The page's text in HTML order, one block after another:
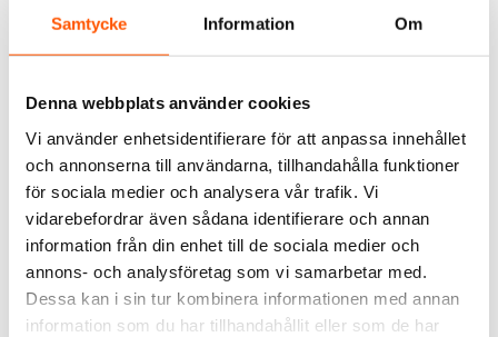
Samtycke Information Om
Denna webbplats använder cookies
Vi använder enhetsidentifierare för att anpassa innehållet
och annonserna till användarna, tillhandahålla funktioner
för sociala medier och analysera vår trafik. Vi
vidarebefordrar även sådana identifierare och annan
information från din enhet till de sociala medier och
annons- och analysföretag som vi samarbetar med.
Dessa kan i sin tur kombinera informationen med annan
information som du har tillhandahållit eller som de har
Namron Termostat med
DEVIcomfort Värmekabel
10T
Namron
från
13 av 13 varianter i webblager
Namron
Kombinationsramar
Namron
från
2 av 2 varianter i webblager